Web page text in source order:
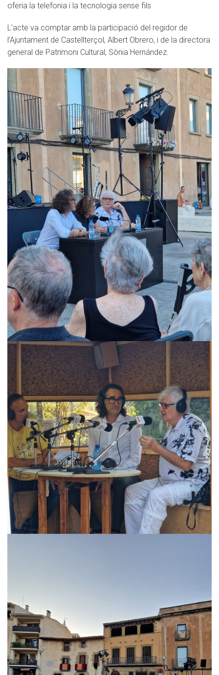
oferia la telefonia i la tecnologia sense fils.
L’acte va comptar amb la participació del regidor de
l’Ajuntament de Castellterçol, Albert Obrero, i de la directora
general de Patrimoni Cultural, Sònia Hernández.